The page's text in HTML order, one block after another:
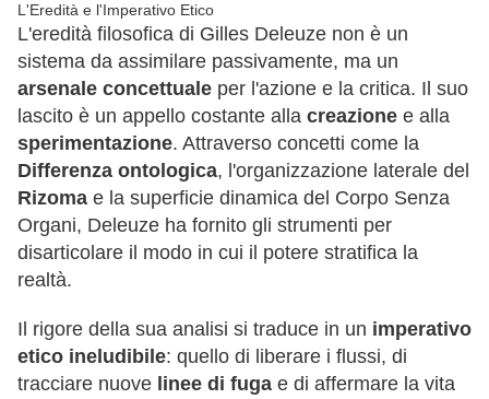
L'Eredità e l'Imperativo Etico
L'eredità filosofica di Gilles Deleuze non è un
sistema da assimilare passivamente, ma un
arsenale concettuale per l'azione e la critica. Il suo
lascito è un appello costante alla creazione e alla
sperimentazione. Attraverso concetti come la
Differenza ontologica, l'organizzazione laterale del
Rizoma e la superficie dinamica del Corpo Senza
Organi, Deleuze ha fornito gli strumenti per
disarticolare il modo in cui il potere stratifica la
realtà.
Il rigore della sua analisi si traduce in un imperativo
etico ineludibile: quello di liberare i flussi, di
tracciare nuove linee di fuga e di affermare la vita